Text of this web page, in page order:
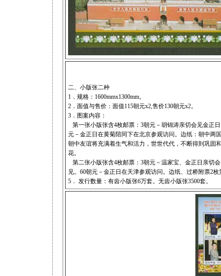
二、小版张二种
1．规格：1600mmx1300mm。
2．面值与售价：面值115朝元x2,售价130朝元x2。
3．图案内容：
第一张小版张含4枚邮票：3朝元－胡锦涛亲切会见金正
元－金正日在黄菊陪同下在北京参观访问。边纸：朝中两
朝中友谊将充满着生气和活力，世世代代，不断得到巩固
花。
第二张小版张含4枚邮票：3朝元－温家宝、金正日亲切
见。60朝元－金正日在天津参观访问。边纸、过桥附票2
5． 发行数量：有齿小版张6万套。无齿小版张3500套。